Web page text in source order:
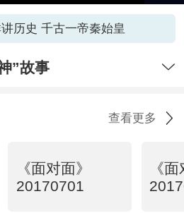
历史 千古一帝秦始皇
”故事
查看更多
《面对面》
20170701
《